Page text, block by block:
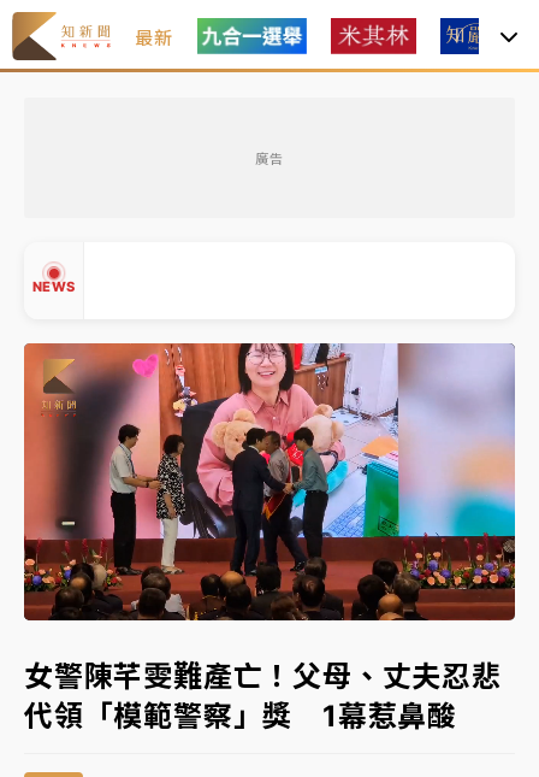
最新
廣告
NEWS
中信慈善基金會想增加董事人數！辜仲諒向法院聲請遭
駁 理由曝光
故宮《龍藏經》特展第2檔！今線上預約開賣一度塞車
周六起展出延長至晚上7時
台東農業處長涉圖利渡假村！東檢抗告成功 今重開羈
父親節泡湯了！中颱白海豚雨彈轟3天 「紅到發紫」降
雨熱區曝
女律師陳昱瑄詐慈濟10億！黃金158kg遭查扣畫面曝光
旅局回應了
中信慈善基金會想增加董事人數！辜仲諒向法院聲請遭
▲
Unmute Loaded:
100.00%
女警陳芊雯難產亡！父母、丈夫忍悲
代領「模範警察」獎 1幕惹鼻酸